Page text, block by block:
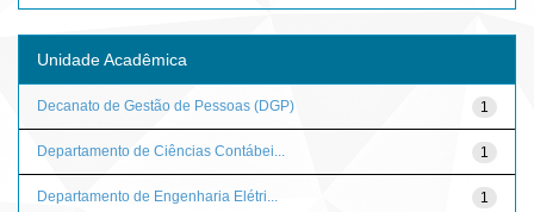
Unidade Acadêmica
1
Decanato de Gestão de Pessoas (DGP)
1
Departamento de Ciências Contábei...
1
Departamento de Engenharia Elétri...